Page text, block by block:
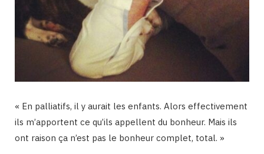
« En palliatifs, il y aurait les enfants. Alors effectivement
ils m’apportent ce qu’ils appellent du bonheur. Mais ils
ont raison ça n’est pas le bonheur complet, total. »